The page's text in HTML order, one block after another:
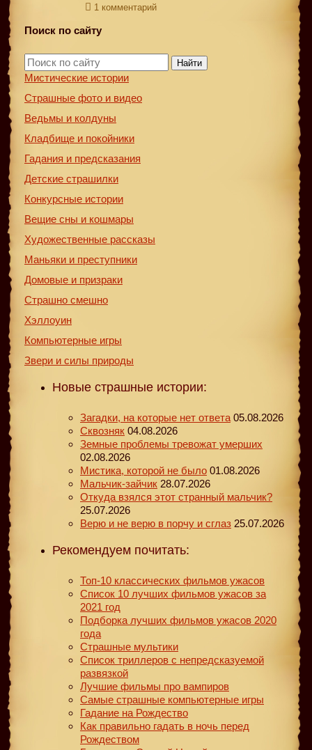
1 комментарий
Поиск по сайту
Найти
Мистические истории
Страшные фото и видео
Ведьмы и колдуны
Кладбище и покойники
Гадания и предсказания
Детские страшилки
Конкурсные истории
Вещие сны и кошмары
Художественные рассказы
Маньяки и преступники
Домовые и призраки
Страшно смешно
Хэллоуин
Компьютерные игры
Звери и силы природы
Новые страшные истории:
Загадки, на которые нет ответа 05.08.2026
Сквозняк 04.08.2026
Земные проблемы тревожат умерших
02.08.2026
Мистика, которой не было 01.08.2026
Мальчик-зайчик 28.07.2026
Откуда взялся этот странный мальчик?
25.07.2026
Верю и не верю в порчу и сглаз 25.07.2026
Рекомендуем почитать:
Топ-10 классических фильмов ужасов
Список 10 лучших фильмов ужасов за
2021 год
Подборка лучших фильмов ужасов 2020
года
Страшные мультики
Список триллеров с непредсказуемой
развязкой
Лучшие фильмы про вампиров
Самые страшные компьютерные игры
Гадание на Рождество
Как правильно гадать в ночь перед
Рождеством